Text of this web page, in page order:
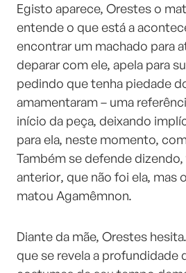
Egisto aparece, Orestes o
entende o que está a
encontrar um machado para
deparar com ele, apela para
pedindo que tenha piedade
amamentaram – uma
início da peça, deixando
para ela, neste momento,
Também se defende
anterior, que não foi ela, mas
matou Agamêmnon.
Diante da mãe, Orestes
que se revela a profundidade